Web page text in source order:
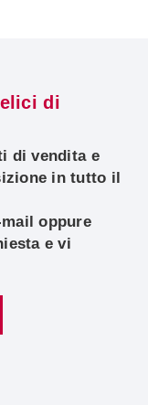
di
di vendita e
in tutto il
oppure
e vi